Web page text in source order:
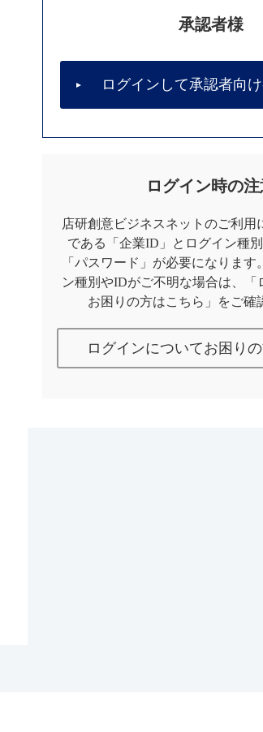
承認者様
ログインして承認者向
ログイン時の
店研創意ビジネスネットのご利用
である「企業ID」とログイン種
「パスワード」が必要になります
ン種別やIDがご不明な場合は、「
お困りの方はこちら」をご確
ログインについてお困り